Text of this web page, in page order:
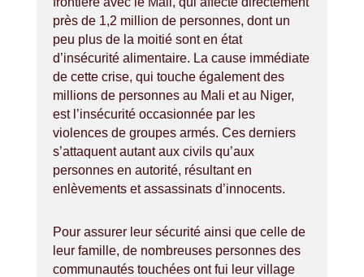
près de 1,2 million de personnes, dont un
peu plus de la moitié sont en état
d’insécurité alimentaire. La cause immédiate
de cette crise, qui touche également des
millions de personnes au Mali et au Niger,
est l’insécurité occasionnée par les
violences de groupes armés. Ces derniers
s’attaquent autant aux civils qu’aux
personnes en autorité, résultant en
enlèvements et assassinats d’innocents.
Pour assurer leur sécurité ainsi que celle de
leur famille, de nombreuses personnes des
communautés touchées ont fui leur village